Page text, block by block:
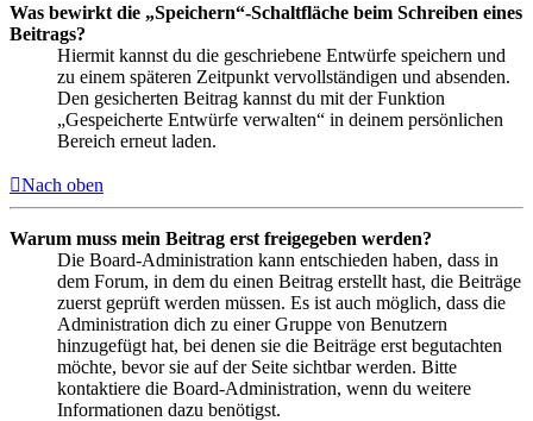
Was bewirkt die „Speichern“-Schaltfläche beim Schreiben eines
Beitrags?
Hiermit kannst du die geschriebene Entwürfe speichern und
zu einem späteren Zeitpunkt vervollständigen und absenden.
Den gesicherten Beitrag kannst du mit der Funktion
„Gespeicherte Entwürfe verwalten“ in deinem persönlichen
Bereich erneut laden.
Nach oben
Warum muss mein Beitrag erst freigegeben werden?
Die Board-Administration kann entschieden haben, dass in
dem Forum, in dem du einen Beitrag erstellt hast, die Beiträge
zuerst geprüft werden müssen. Es ist auch möglich, dass die
Administration dich zu einer Gruppe von Benutzern
hinzugefügt hat, bei denen sie die Beiträge erst begutachten
möchte, bevor sie auf der Seite sichtbar werden. Bitte
kontaktiere die Board-Administration, wenn du weitere
Informationen dazu benötigst.